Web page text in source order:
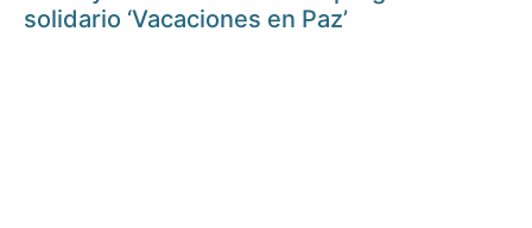
solidario ‘Vacaciones en Paz’